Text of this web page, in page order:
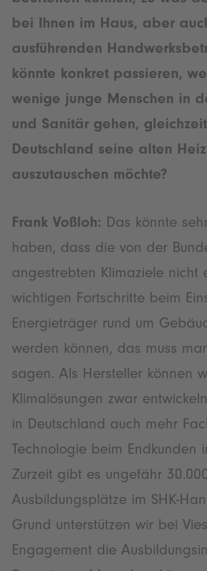
bei Ihnen im Haus, aber
ausführenden
könnte konkret passieren,
wenige junge Menschen in
und Sanitär gehen,
Deutschland seine alten
auszutauschen möchte?
Frank Voßloh: Das könnte
haben, dass die von der
angestrebten Klimaziele nicht
wichtigen Fortschritte beim
Energieträger rund um
werden können, das muss
sagen. Als Hersteller können
Klimalösungen zwar
in Deutschland auch mehr
Technologie beim Endkunden
Zurzeit gibt es ungefähr
Ausbildungsplätze im SHK-
Grund unterstützen wir bei
Engagement die